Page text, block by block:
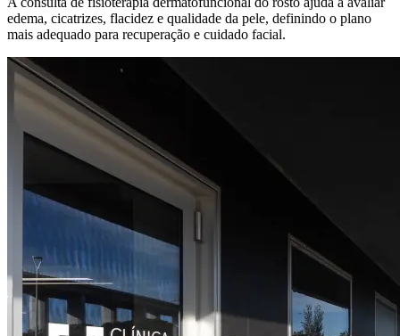
edema, cicatrizes, flacidez e qualidade da pele, definindo o plano
mais adequado para recuperação e cuidado facial.